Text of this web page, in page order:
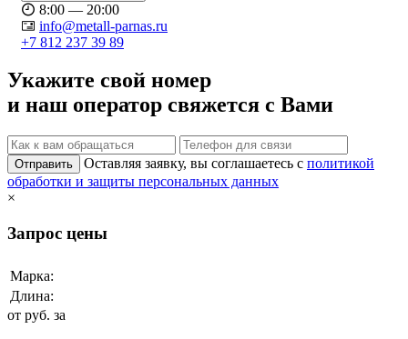
8:00 — 20:00
info@metall-parnas.ru
+7 812 237 39 89
Укажите свой номер
и наш оператор свяжется с Вами
Отправить Оставляя заявку, вы соглашаетесь с политикой
обработки и защиты персональных данных
×
Запрос цены
Марка:
Длина:
от руб. за